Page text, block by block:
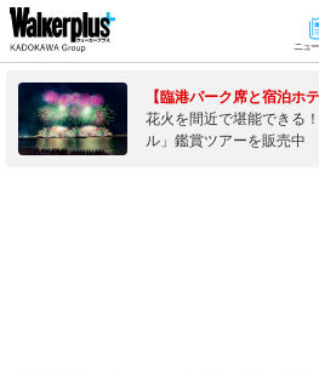
ニュ
【臨港パーク席と宿泊ホ
花火を間近で堪能できる
ル」鑑賞ツアーを販売中